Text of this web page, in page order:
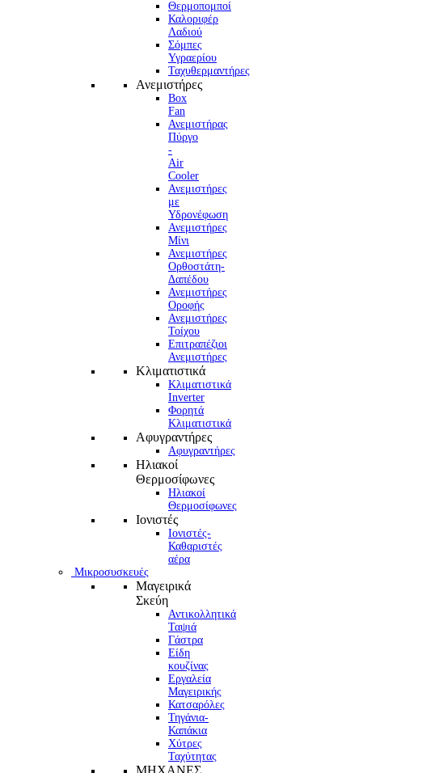
Θερμοπομποί
Καλοριφέρ
Λαδιού
Σόμπες
Υγραερίου
Ταχυθερμαντήρες
Ανεμιστήρες
Box
Fan
Ανεμιστήρας
Πύργο
-
Air
Cooler
Ανεμιστήρες
με
Υδρονέφωση
Ανεμιστήρες
Μίνι
Ανεμιστήρες
Ορθοστάτη-
Δαπέδου
Ανεμιστήρες
Οροφής
Ανεμιστήρες
Τοίχου
Επιτραπέζιοι
Ανεμιστήρες
Κλιματιστικά
Κλιματιστικά
Inverter
Φορητά
Κλιματιστικά
Αφυγραντήρες
Αφυγραντήρες
Ηλιακοί
Θερμοσίφωνες
Ηλιακοί
Θερμοσίφωνες
Ιονιστές
Ιονιστές-
Καθαριστές
αέρα
Μικροσυσκευές
Μαγειρικά
Σκεύη
Αντικολλητικά
Ταψιά
Γάστρα
Είδη
κουζίνας
Εργαλεία
Μαγειρικής
Κατσαρόλες
Τηγάνια-
Καπάκια
Χύτρες
Ταχύτητας
ΜΗΧΑΝΕΣ